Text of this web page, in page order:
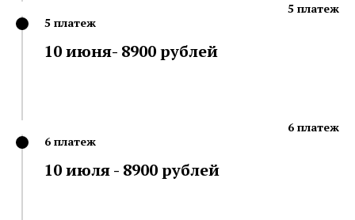
5 платеж
5 платеж
10 июня- 8900 рублей
6 платеж
6 платеж
10 июля - 8900 рублей